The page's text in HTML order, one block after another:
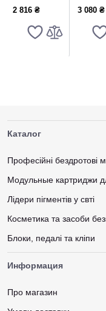
Spirit (200
Упаковка)
2 816 ₴
Classic
Spirit
(100
3 080 ₴
Каталог
Професійні бездротові
Модульные картриджи
Лідери пігментів у свті
Косметика та засоби
Блоки, педалі та кліпи
Информация
Про магазин